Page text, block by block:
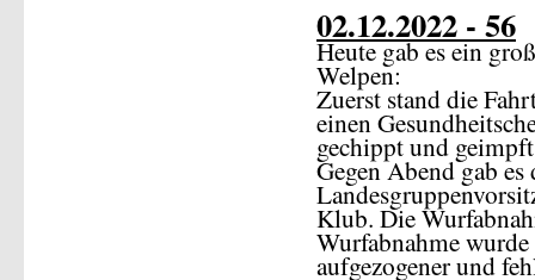
02.12.2022 - 56
Heute gab es ein
Welpen:
Zuerst stand die
einen
gechippt und
Gegen Abend gab
Klub. Die
Wurfabnahme
aufgezogener und